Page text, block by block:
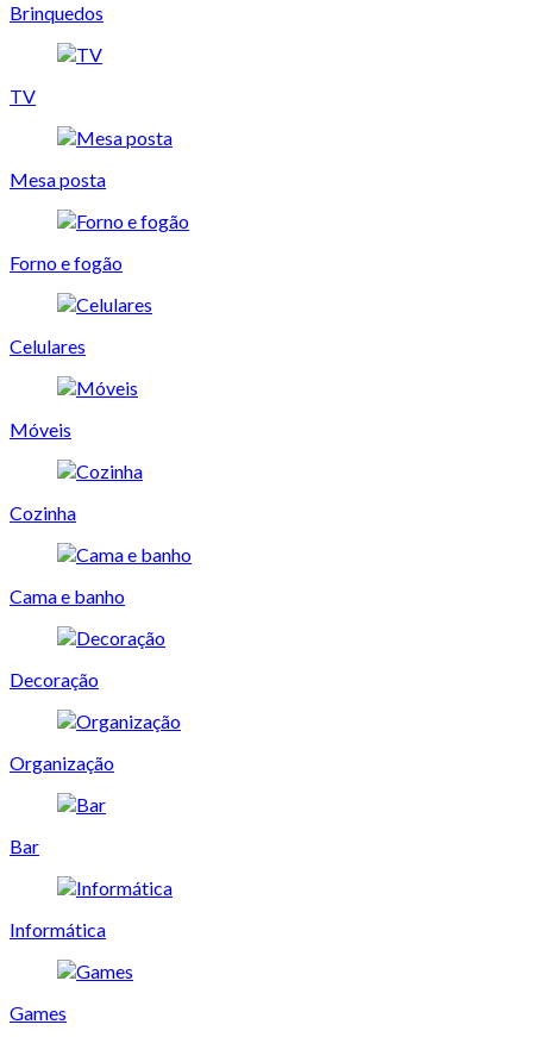
Brinquedos
TV
Mesa posta
Forno e fogão
Celulares
Móveis
Cozinha
Cama e banho
Decoração
Organização
Bar
Informática
Games